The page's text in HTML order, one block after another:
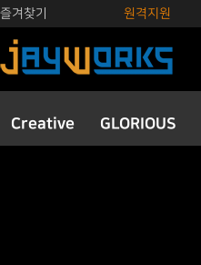
즐겨찾기 원격지원
Creative GLORIOUS